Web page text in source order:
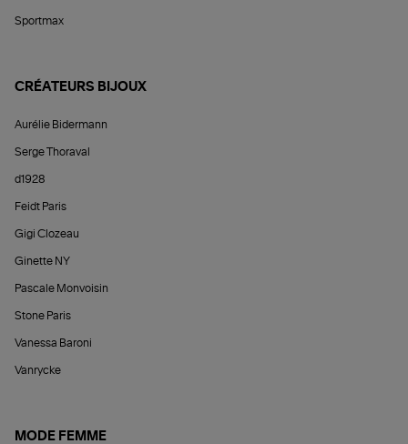
Sportmax
CRÉATEURS BIJOUX
Aurélie Bidermann
Serge Thoraval
d1928
Feidt Paris
Gigi Clozeau
Ginette NY
Pascale Monvoisin
Stone Paris
Vanessa Baroni
Vanrycke
MODE FEMME